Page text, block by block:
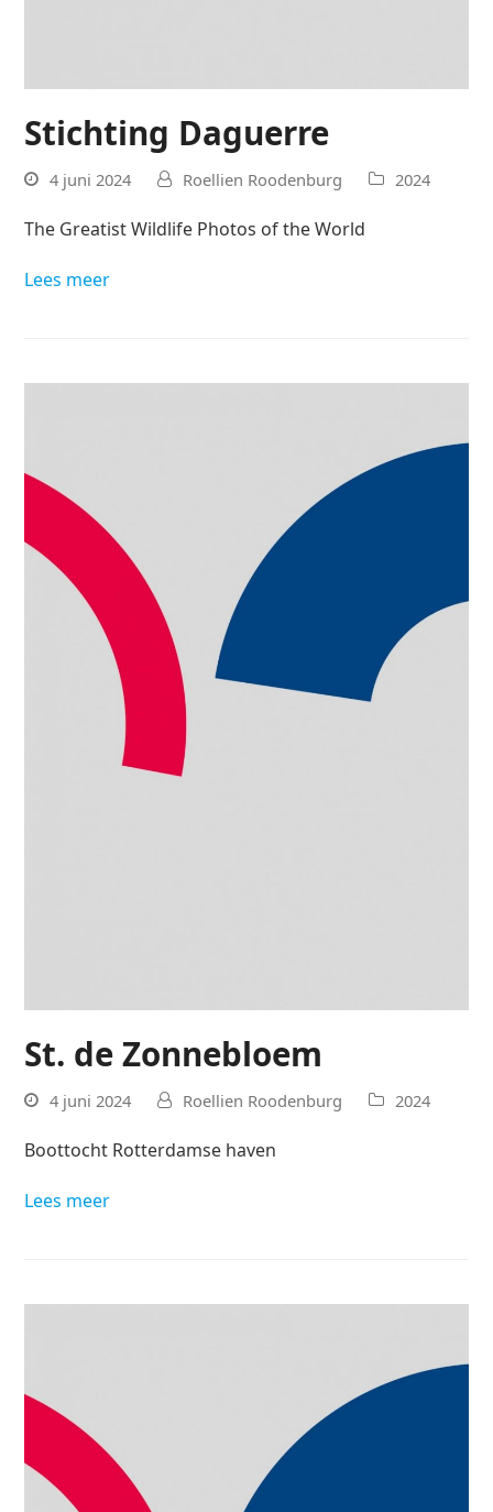
Stichting Daguerre
4 juni 2024 Roellien Roodenburg 2024
The Greatist Wildlife Photos of the World
Lees meer
St. de Zonnebloem
4 juni 2024 Roellien Roodenburg 2024
Boottocht Rotterdamse haven
Lees meer